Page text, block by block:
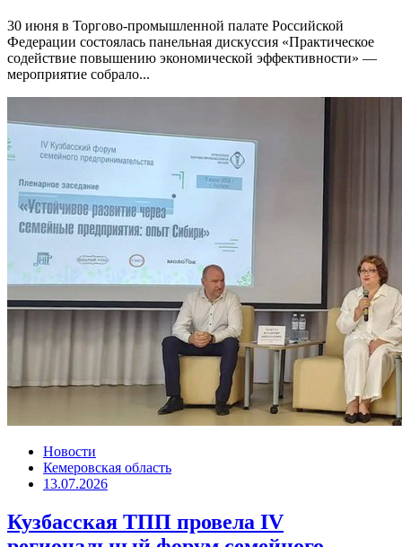
30 июня в Торгово-промышленной палате Российской
Федерации состоялась панельная дискуссия «Практическое
содействие повышению экономической эффективности» —
мероприятие собрало...
Новости
Кемеровская область
13.07.2026
Кузбасская ТПП провела IV